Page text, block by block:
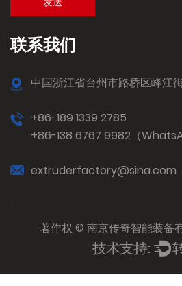
联系我们
中国浙江省台州市路桥区峰江
+86-189 1339 2785
+86-138 6767 9982（
extruderfactory@sina.com
著作权 © 南京传奇智能装备